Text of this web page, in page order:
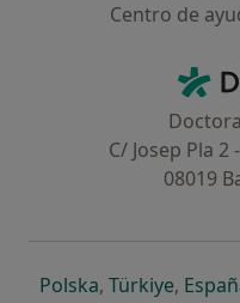
Centro de
C/ Josep Pla
08019
Polskase abre en una
, Türkiyese
,